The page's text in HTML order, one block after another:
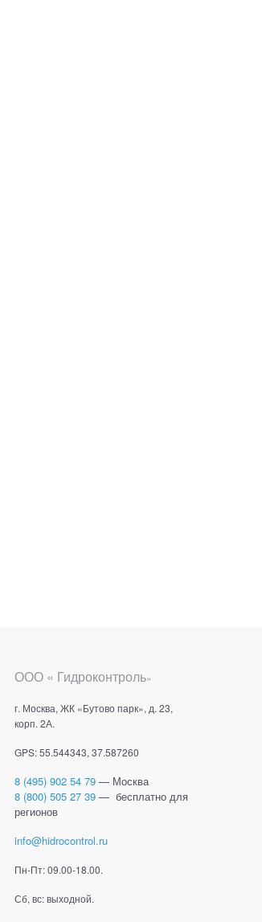
ООО « Гидроконтроль»
г. Москва, ЖК «Бутово парк», д. 23,
корп. 2А.
GPS: 55.544343, 37.587260
8 (495) 902 54 79 — Москва
8 (800) 505 27 39 — бесплатно для
регионов
info@hidrocontrol.ru
Пн-Пт: 09.00-18.00.
Сб, вс: выходной.